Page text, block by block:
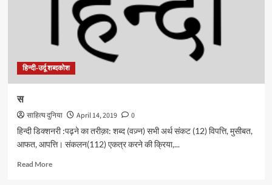
हिन्दी-उर्दू शब्दकोश
स
साहित्य दुनिया April 14, 2019
0
हिन्दी डिक्शनरी :पढ़ने का तरीक़ा: शब्द (वज़्न) सभी अर्थ संकट (12) विपत्ति, मुसीबत,
आफत, आपत्ति। संकलन(112) एकत्र करने की क्रिया,...
Read MoreRead